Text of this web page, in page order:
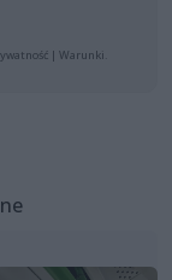
| Warunki